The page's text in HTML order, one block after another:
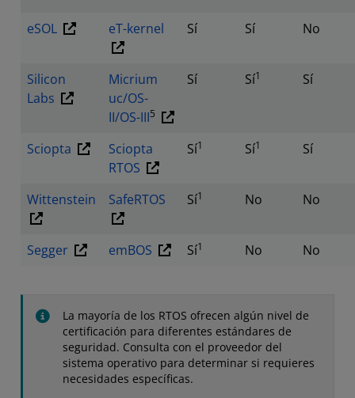
eSOL eT-kernel Sí Sí No
Silicon
Labs
Micrium
uc/OS-
II/OS-III5
Sí Sí1 Sí
Sciopta
Sciopta
RTOS
Sí1 Sí1 Sí
Wittenstein SafeRTOS Sí1 No No
Segger emBOS Sí1 No No
La mayoría de los RTOS ofrecen algún nivel de
certificación para diferentes estándares de
seguridad. Consulta con el proveedor del
sistema operativo para determinar si requieres
necesidades específicas.